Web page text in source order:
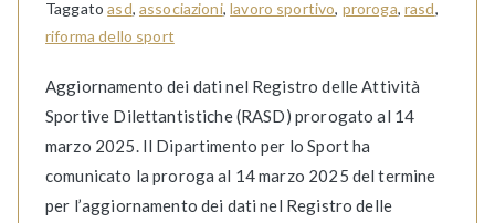
Taggatoasd, associazioni,lavoro sportivo, proroga,rasd,
riforma dello sport
Aggiornamento dei dati nel Registro delle Attività
Sportive Dilettantistiche (RASD) prorogato al 14
marzo 2025. Il Dipartimento per lo Sport ha
comunicato la proroga al 14 marzo 2025 del termine
per l’aggiornamento dei dati nel Registro delle